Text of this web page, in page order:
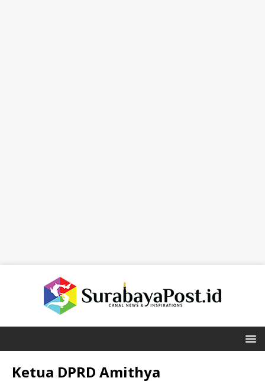
Ketua DPRD Amithya